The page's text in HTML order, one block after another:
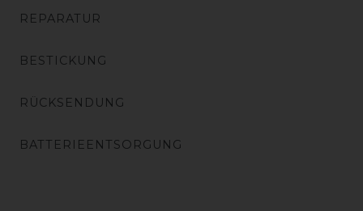
REPARATUR
BESTICKUNG
RÜCKSENDUNG
BATTERIEENTSORGUNG